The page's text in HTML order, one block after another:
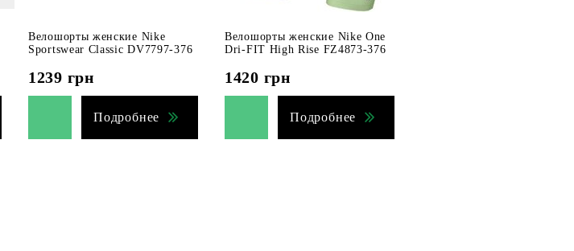
Велошорты женские Nike
Sportswear Classic DV7797-376
1239 грн
Подробнее
Велошорты женские Nike One
Dri-FIT High Rise FZ4873-376
1420 грн
Подробнее